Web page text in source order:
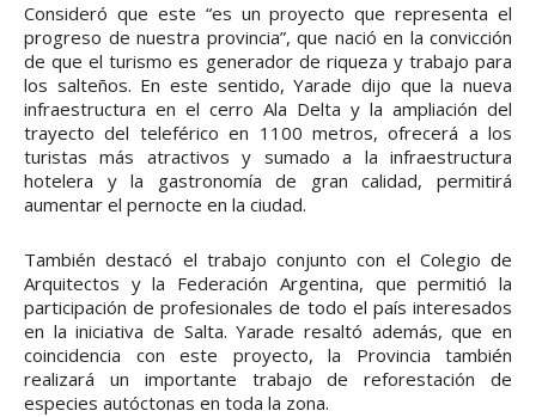
Consideró que este “es un proyecto que representa el
progreso de nuestra provincia”, que nació en la convicción
de que el turismo es generador de riqueza y trabajo para
los salteños. En este sentido, Yarade dijo que la nueva
infraestructura en el cerro Ala Delta y la ampliación del
trayecto del teleférico en 1100 metros, ofrecerá a los
turistas más atractivos y sumado a la infraestructura
hotelera y la gastronomía de gran calidad, permitirá
aumentar el pernocte en la ciudad.
También destacó el trabajo conjunto con el Colegio de
Arquitectos y la Federación Argentina, que permitió la
participación de profesionales de todo el país interesados
en la iniciativa de Salta. Yarade resaltó además, que en
coincidencia con este proyecto, la Provincia también
realizará un importante trabajo de reforestación de
especies autóctonas en toda la zona.